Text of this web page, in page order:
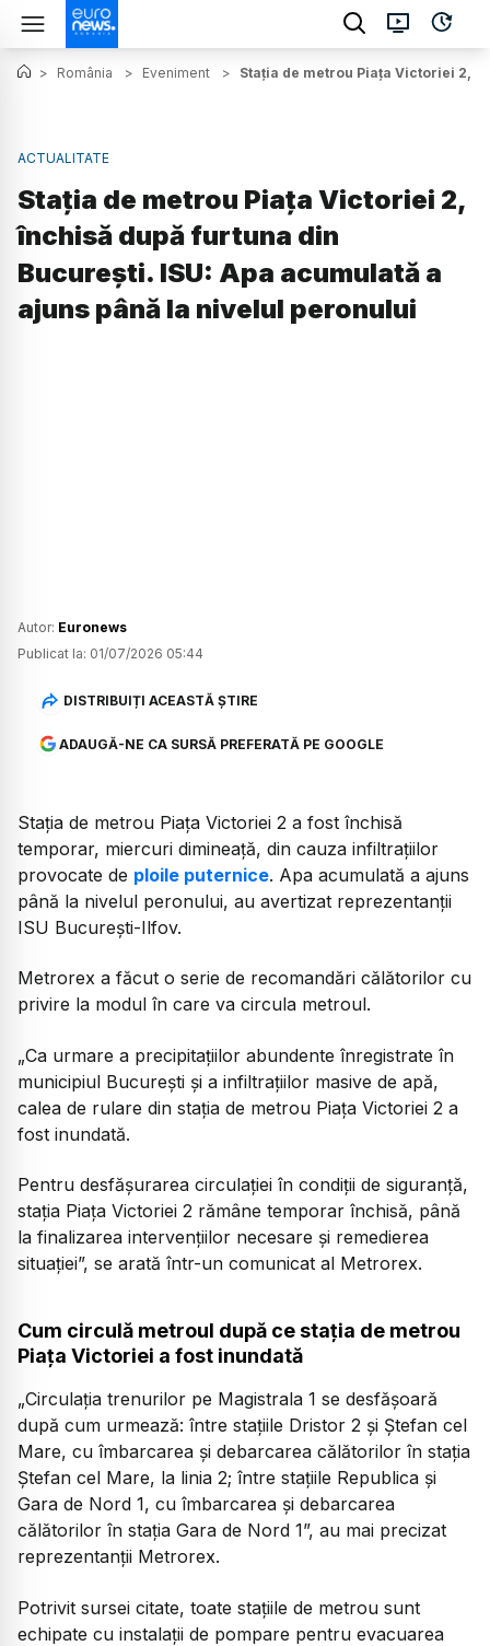
> România > Eveniment > Stația de metrou Piața Victoriei 2,
ACTUALITATE
Stația de metrou Piața Victoriei 2,
închisă după furtuna din
București. ISU: Apa acumulată a
ajuns până la nivelul peronului
Autor: Euronews
Publicat la: 01/07/2026 05:44
DISTRIBUIȚI ACEASTĂ ȘTIRE
ADAUGĂ-NE CA SURSĂ PREFERATĂ PE GOOGLE
Staţia de metrou Piaţa Victoriei 2 a fost închisă
temporar, miercuri dimineață, din cauza infiltrațiilor
provocate de ploile puternice. Apa acumulată a ajuns
până la nivelul peronului, au avertizat reprezentanții
ISU București-Ilfov.
Metrorex a făcut o serie de recomandări călătorilor cu
privire la modul în care va circula metroul.
„Ca urmare a precipitațiilor abundente înregistrate în
municipiul București și a infiltrațiilor masive de apă,
calea de rulare din stația de metrou Piața Victoriei 2 a
fost inundată.
Pentru desfășurarea circulației în condiții de siguranță,
stația Piața Victoriei 2 rămâne temporar închisă, până
la finalizarea intervențiilor necesare și remedierea
situației”, se arată într-un comunicat al Metrorex.
Cum circulă metroul după ce stația de metrou
Piața Victoriei a fost inundată
„Circulația trenurilor pe Magistrala 1 se desfășoară
după cum urmează: între stațiile Dristor 2 și Ștefan cel
Mare, cu îmbarcarea și debarcarea călătorilor în stația
Ștefan cel Mare, la linia 2; între stațiile Republica și
Gara de Nord 1, cu îmbarcarea și debarcarea
călătorilor în stația Gara de Nord 1”, au mai precizat
reprezentanții Metrorex.
Potrivit sursei citate, toate stațiile de metrou sunt
echipate cu instalații de pompare pentru evacuarea